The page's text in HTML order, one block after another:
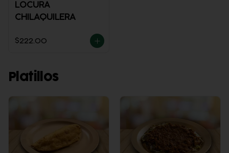
LOCURA
CHILAQUILERA
$222.00
Platillos